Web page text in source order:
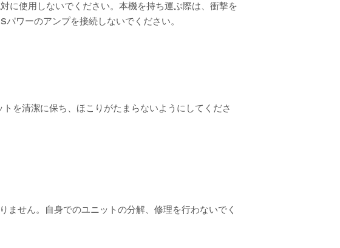
使用しないでください。本機を持ち運ぶ際は、衝撃を
ワーのアンプを接続しないでください。
を清潔に保ち、ほこりがたまらないようにしてくださ
せん。自身でのユニットの分解、修理を行わないでく